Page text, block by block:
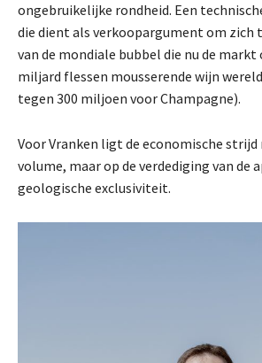
ongebruikelijke rondheid. Een
die dient als verkoopargument om zich
van de mondiale bubbel die nu de
miljard flessen mousserende wijn
tegen 300 miljoen voor Champagne).
Voor Vranken ligt de economische
volume, maar op de verdediging van de
geologische exclusiviteit.